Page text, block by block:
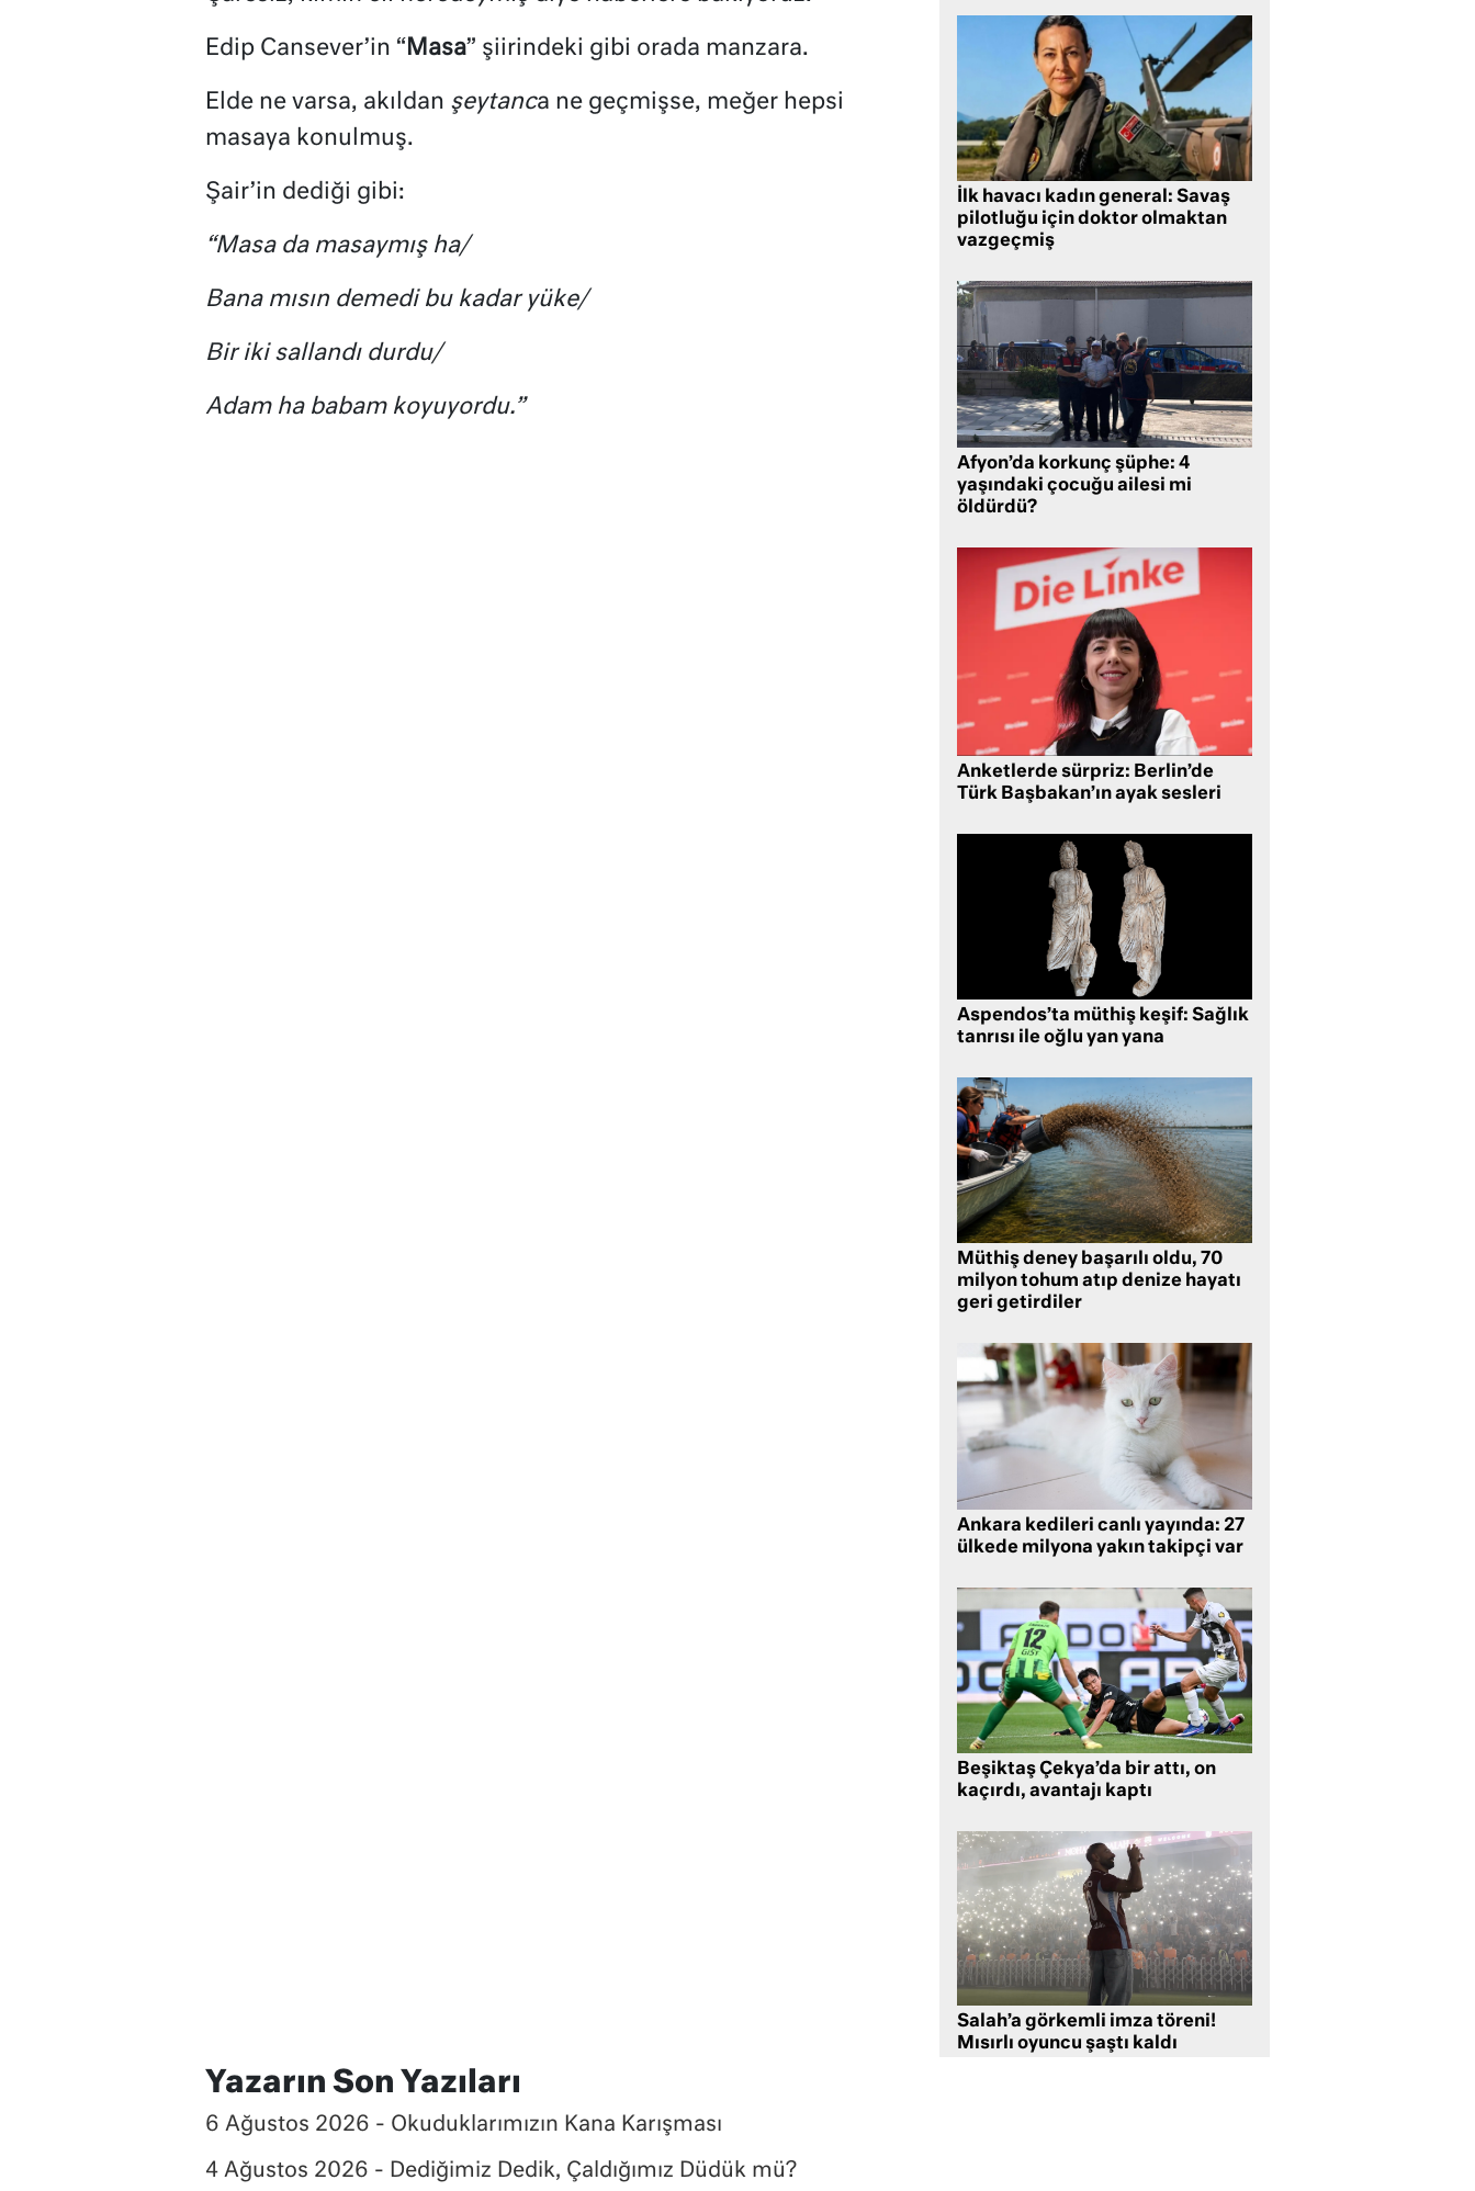
Edip Cansever’in “ Masa” şiirindeki gibi orada manzara.
Elde ne varsa, akıldan şeytanca ne geçmişse, meğer hepsi
masaya konulmuş.
Şair’in dediği gibi:
“Masa da masaymış ha/
Bana mısın demedi bu kadar yüke/
Bir iki sallandı durdu/
Adam ha babam koyuyordu.”
İlk havacı kadın general: Savaş
pilotluğu için doktor olmaktan
vazgeçmiş
Afyon’da korkunç şüphe: 4
yaşındaki çocuğu ailesi mi
öldürdü?
Anketlerde sürpriz: Berlin’de
Türk Başbakan’ın ayak sesleri
Aspendos’ta müthiş keşif: Sağlık
tanrısı ile oğlu yan yana
Müthiş deney başarılı oldu, 70
milyon tohum atıp denize hayatı
geri getirdiler
Ankara kedileri canlı yayında: 27
ülkede milyona yakın takipçi var
Beşiktaş Çekya’da bir attı, on
kaçırdı, avantajı kaptı
Salah’a görkemli imza töreni!
Mısırlı oyuncu şaştı kaldı
Yazarın Son Yazıları
6 Ağustos 2026 - Okuduklarımızın Kana Karışması
4 Ağustos 2026 - Dediğimiz Dedik, Çaldığımız Düdük mü?